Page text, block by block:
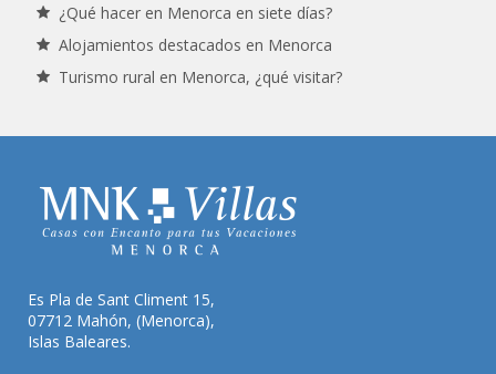
¿Qué hacer en Menorca en siete días?
Alojamientos destacados en Menorca
Turismo rural en Menorca, ¿qué visitar?
Es Pla de Sant Climent 15,
07712 Mahón, (Menorca),
Islas Baleares.